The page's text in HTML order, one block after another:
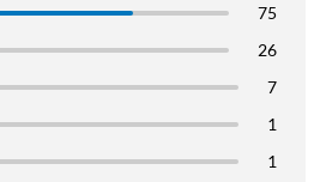
75
26
7
1
1